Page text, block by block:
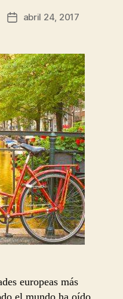
Fecha
entrada
abril 24, 2017
europeas más
el mundo ha oído